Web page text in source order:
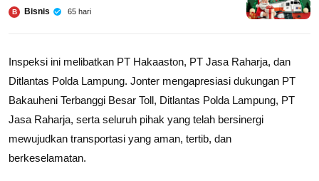
B Bisnis 65 hari
Inspeksi ini melibatkan PT Hakaaston, PT Jasa Raharja, dan
Ditlantas Polda Lampung. Jonter mengapresiasi dukungan PT
Bakauheni Terbanggi Besar Toll, Ditlantas Polda Lampung, PT
Jasa Raharja, serta seluruh pihak yang telah bersinergi
mewujudkan transportasi yang aman, tertib, dan
berkeselamatan.